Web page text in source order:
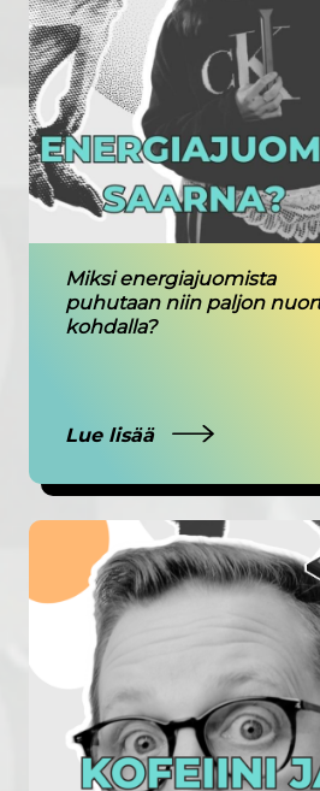
Miksi energiajuomista
puhutaan niin paljon
kohdalla?
Lue lisää